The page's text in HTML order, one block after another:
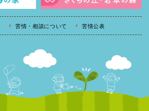
苦情・相談について 苦情公表